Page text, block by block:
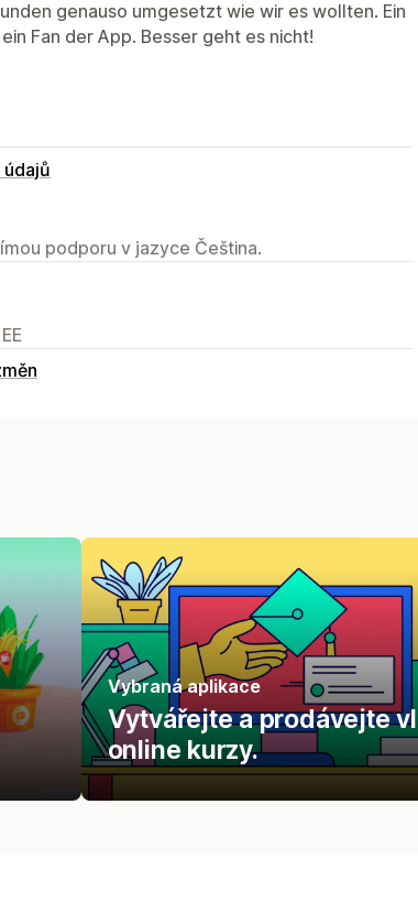
genauso umgesetzt wie wir es wollten. Ein
Fan der App. Besser geht es nicht!
podporu v jazyce Čeština.
Vybraná aplikace
Vytvářejte a prodávejte
online kurzy.